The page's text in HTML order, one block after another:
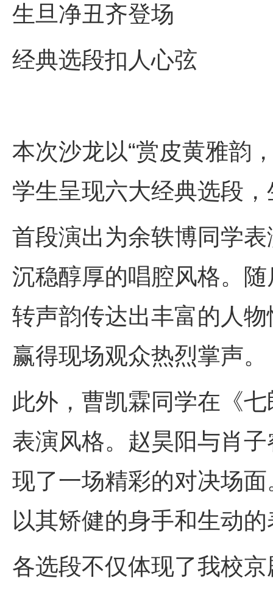
生旦净丑齐登场
经典选段扣人心弦
本次沙龙以“赏皮黄雅韵
学生呈现六大经典选段
首段演出为余轶博同学
沉稳醇厚的唱腔风格。
转声韵传达出丰富的人
赢得现场观众热烈掌声。
此外，曹凯霖同学在《
表演风格。赵昊阳与肖
现了一场精彩的对决场
以其矫健的身手和生动
各选段不仅体现了我校